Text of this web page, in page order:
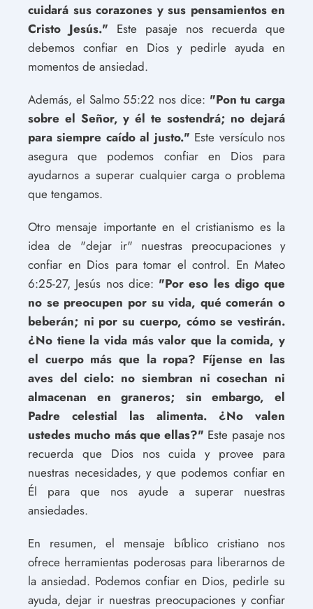
cuidará sus corazones y sus pensamientos en
Cristo Jesús." Este pasaje nos recuerda que
debemos confiar en Dios y pedirle ayuda en
momentos de ansiedad.
Además, el Salmo 55:22 nos dice: "Pon tu carga
sobre el Señor, y él te sostendrá; no dejará
para siempre caído al justo." Este versículo nos
asegura que podemos confiar en Dios para
ayudarnos a superar cualquier carga o problema
que tengamos.
Otro mensaje importante en el cristianismo es la
idea de "dejar ir" nuestras preocupaciones y
confiar en Dios para tomar el control. En Mateo
6:25-27, Jesús nos dice: "Por eso les digo que
no se preocupen por su vida, qué comerán o
beberán; ni por su cuerpo, cómo se vestirán.
¿No tiene la vida más valor que la comida, y
el cuerpo más que la ropa? Fíjense en las
aves del cielo: no siembran ni cosechan ni
almacenan en graneros; sin embargo, el
Padre celestial las alimenta. ¿No valen
ustedes mucho más que ellas?" Este pasaje nos
recuerda que Dios nos cuida y provee para
nuestras necesidades, y que podemos confiar en
Él para que nos ayude a superar nuestras
ansiedades.
En resumen, el mensaje bíblico cristiano nos
ofrece herramientas poderosas para liberarnos de
la ansiedad. Podemos confiar en Dios, pedirle su
ayuda, dejar ir nuestras preocupaciones y confiar